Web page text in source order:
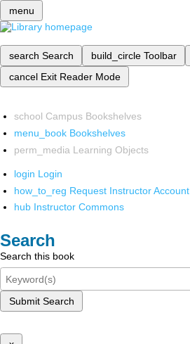
menu
search Search build_circle Toolbar
cancel Exit Reader Mode
school Campus Bookshelves
menu_book Bookshelves
perm_media Learning Objects
login Login
how_to_reg Request Instructor Account
hub Instructor Commons
Search
Search this book
Submit Search